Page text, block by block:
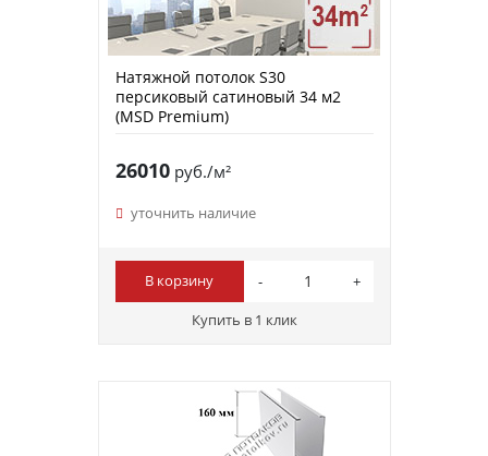
Натяжной потолок S30
персиковый сатиновый 34 м2
(MSD Premium)
26010руб./м²
уточнить наличие
В корзину
Купить в 1 клик